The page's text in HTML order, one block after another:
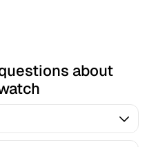
about